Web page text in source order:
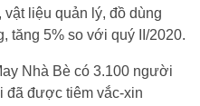
liệu quản lý, đồ dùng
tăng 5% so với quý II/2020.
Nhà Bè có 3.100 người
đã được tiêm vắc-xin